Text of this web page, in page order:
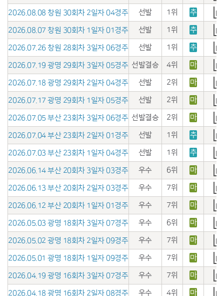
2026.08.08 창원 30회차 2일자 04경주 선발 1위 추
2026.08.07 창원 30회차 1일자 01경주 선발 1위 추
2026.07.26 창원 28회차 3일자 06경주 선발 1위 추
2026.07.19 광명 29회차 3일자 05경주 선발결승 4위 마
2026.07.18 광명 29회차 2일자 04경주 선발 2위 마
2026.07.17 광명 29회차 1일자 05경주 선발 2위 마
2026.07.05 부산 23회차 3일자 06경주 선발결승 2위 마
2026.07.04 부산 23회차 2일자 01경주 선발 1위 추
2026.07.03 부산 23회차 1일자 04경주 선발 1위 추
2026.06.14 부산 20회차 3일자 03경주 우수 6위 마
2026.06.13 부산 20회차 2일자 03경주 우수 7위 마
2026.06.12 부산 20회차 1일자 01경주 우수 7위 마
2026.05.03 광명 18회차 3일자 07경주 우수 6위 마
2026.05.02 광명 18회차 2일자 09경주 우수 7위 마
2026.05.01 광명 18회차 1일자 09경주 우수 7위 마
2026.04.19 광명 16회차 3일자 07경주 우수 7위 마
2026.04.18 광명 16회차 2일자 08경주 우수 4위 마